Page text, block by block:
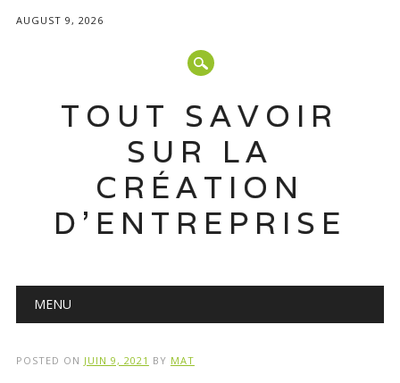
AUGUST 9, 2026
TOUT SAVOIR
SUR LA
CRÉATION
D'ENTREPRISE
Main menu
MENU
POSTED ON JUIN 9, 2021 BY MAT